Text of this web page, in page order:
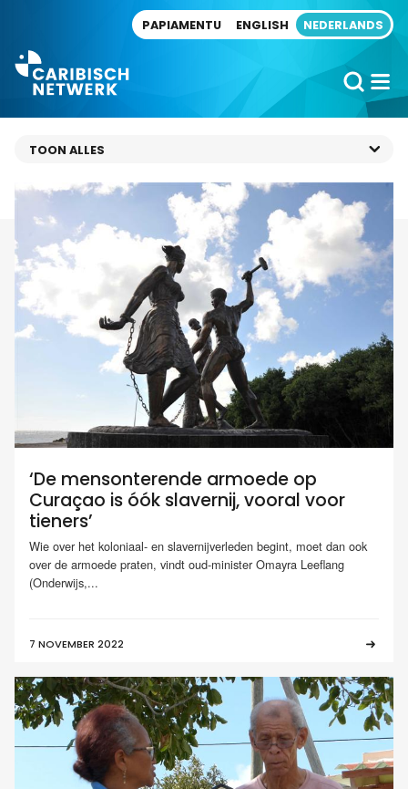
PAPIAMENTU ENGLISH NEDERLANDS
‘De mensonterende armoede op
Curaçao is óók slavernij, vooral voor
tieners’
Wie over het koloniaal- en slavernijverleden begint, moet dan ook
over de armoede praten, vindt oud-minister Omayra Leeflang
(Onderwijs,...
7 NOVEMBER 2022